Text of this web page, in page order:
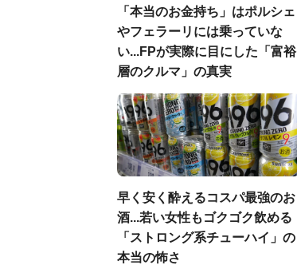
「本当のお金持ち」はポルシェ
やフェラーリには乗っていな
い...FPが実際に目にした「富裕
層のクルマ」の真実
早く安く酔えるコスパ最強のお
酒...若い女性もゴクゴク飲める
「ストロング系チューハイ」の
本当の怖さ